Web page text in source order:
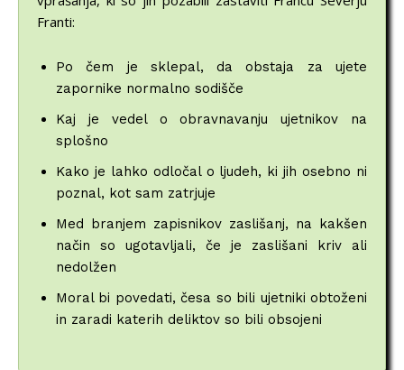
Franti:
Po čem je sklepal, da obstaja za ujete
zapornike normalno sodišče
Kaj je vedel o obravnavanju ujetnikov na
splošno
Kako je lahko odločal o ljudeh, ki jih osebno ni
poznal, kot sam zatrjuje
Med branjem zapisnikov zaslišanj, na kakšen
način so ugotavljali, če je zaslišani kriv ali
nedolžen
Moral bi povedati, česa so bili ujetniki obtoženi
in zaradi katerih deliktov so bili obsojeni